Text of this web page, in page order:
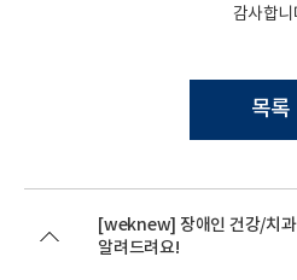
감사합니
목록
[weknew] 장애인 건강/치과
알려드려요!